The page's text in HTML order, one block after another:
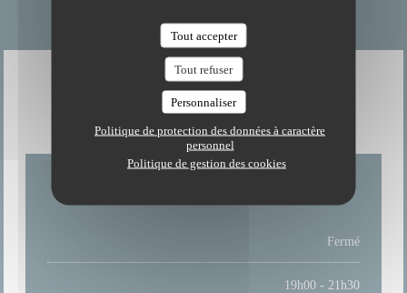
Tout accepter
Tout refuser
Personnaliser
Politique de protection des données à caractère
personnel
Politique de gestion des cookies
Fermé
19h00 - 21h30